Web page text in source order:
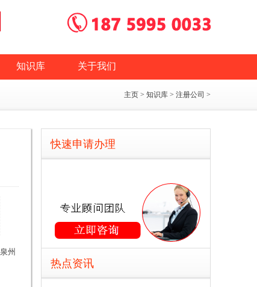
知识库 关于我们
主页 > 知识库 > 注册公司 >
泉州
快速申请办理
热点资讯